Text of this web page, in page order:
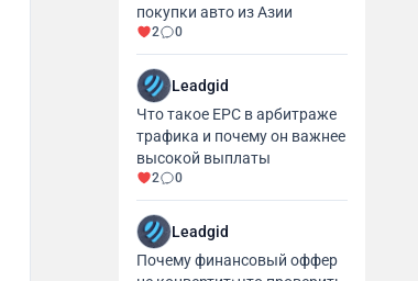
покупки авто из Азии
2 0
Leadgid
Что такое EPC в арбитраже
трафика и почему он важнее
высокой выплаты
2 0
Leadgid
Почему финансовый оффер